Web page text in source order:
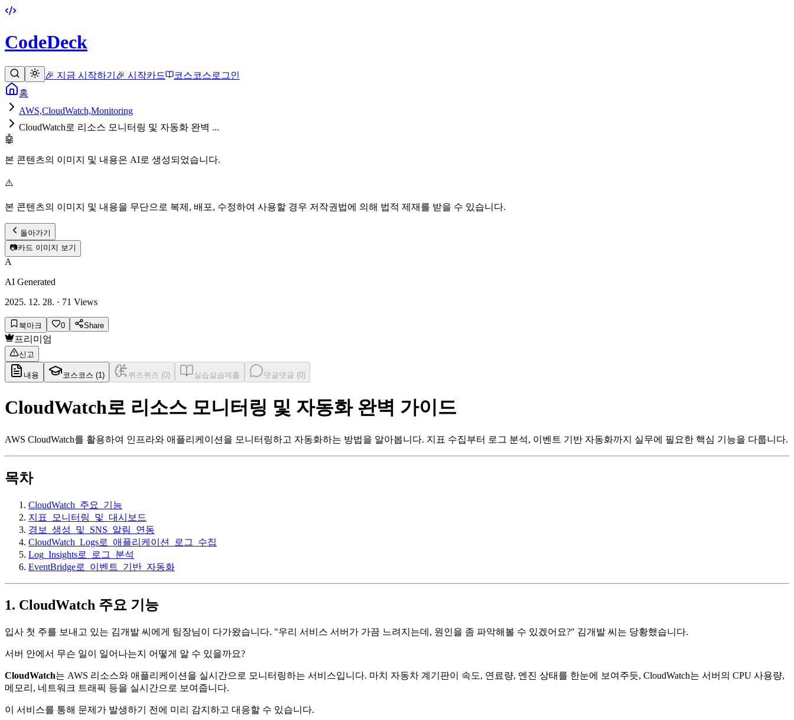
CodeDeck
🎉 지금 시작하기 🎉 시작카드 코스코스로그인
홈
AWS,CloudWatch,Monitoring
CloudWatch로 리소스 모니터링 및 자동화 완벽 ...
🤖
본 콘텐츠의 이미지 및 내용은 AI로 생성되었습니다.
⚠️
본 콘텐츠의 이미지 및 내용을 무단으로 복제, 배포, 수정하여 사용할 경우 저작권법에 의해 법적 제재를 받을 수 있습니다.
돌아가기
📷카드 이미지 보기
A
AI Generated
2025. 12. 28. · 71 Views
북마크 0 Share
프리미엄
신고
내용 코스 코스 (1 ) 퀴즈퀴즈 (0) 실습실습제출 댓글댓글 (0)
CloudWatch로 리소스 모니터링 및 자동화 완벽 가이드
AWS CloudWatch를 활용하여 인프라와 애플리케이션을 모니터링하고 자동화하는 방법을 알아봅니다. 지표 수집부터 로그 분석, 이벤트 기반 자동화까지 실무에 필요한 핵심 기능을 다룹니다.
목차
CloudWatch_주요_기능
지표_모니터링_및_대시보드
경보_생성_및_SNS_알림_연동
CloudWatch_Logs로_애플리케이션_로그_수집
Log_Insights로_로그_분석
EventBridge로_이벤트_기반_자동화
1. CloudWatch 주요 기능
입사 첫 주를 보내고 있는 김개발 씨에게 팀장님이 다가왔습니다. "우리 서비스 서버가 가끔 느려지는데, 원인을 좀 파악해볼 수 있겠어요?" 김개발 씨는 당황했습니다.
서버 안에서 무슨 일이 일어나는지 어떻게 알 수 있을까요?
CloudWatch는 AWS 리소스와 애플리케이션을 실시간으로 모니터링하는 서비스입니다. 마치 자동차 계기판이 속도, 연료량, 엔진 상태를 한눈에 보여주듯, CloudWatch는 서버의 CPU 사용량,
메모리, 네트워크 트래픽 등을 실시간으로 보여줍니다.
이 서비스를 통해 문제가 발생하기 전에 미리 감지하고 대응할 수 있습니다.